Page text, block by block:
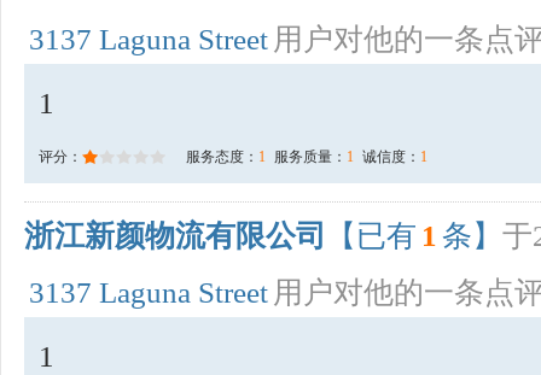
3137 Laguna Street 用户对他的一条点
1
评分： 服务态度： 1 服务质量： 1 诚信度： 1
浙江新颜物流有限公司 【已有 1 条】 于
3137 Laguna Street 用户对他的一条点
1